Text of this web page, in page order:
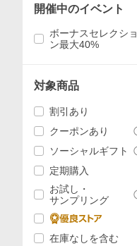
開催中のイベント
ボーナスセレクショ
ン最大40%
対象商品
割引あり
クーポンあり
ソーシャルギフト
定期購入
お試し・
サンプリング
在庫なしを含む